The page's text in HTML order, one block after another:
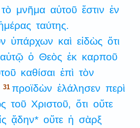
τὸ μνῆμα αὐτοῦ ἔστιν ἐν
ταύτης.
ὑπάρχων καὶ εἰδὼς ὅτι
αὐτῷ ὁ Θεὸς ἐκ καρποῦ
καθίσαι ἐπὶ τὸν
31 προϊδὼν ἐλάλησεν περὶ
τοῦ Χριστοῦ, ὅτι οὔτε
ᾅδην* οὔτε ἡ σὰρξ